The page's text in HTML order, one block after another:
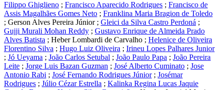
Filippo Ghiglieno ; Francisco Aparecido Rodrigues ; Francisco de
Assis Magalhães Gomes Neto ; Franklina Maria Bragion de Toledo
; Gerson Alves Pereira Júnior ; Gleici da Silva Castro Perdoná ;
Gujji Murali Mohan Reddy ; Gustavo Enrique de Almeida Prado
Alves Batista ; Heber Lombardi de Carvalho ; Helenice de Oliveira
Florentino Silva ; Hugo Luiz Oliveira ; Irineu Lopes Palhares Junior
; Jó Ueyama ; João Carlos Setubal ; João Paulo Papa ; João Pereira
Leite ; Jorge Luis Bazan Guzman ; José Alberto Cuminato ; Jose
Antonio Rabi ; José Fernando Rodrigues Júnior; Josémar
Rodrigues ; Júlio Cézar Estrella ; Kalinka Regina Lucas Jaquie